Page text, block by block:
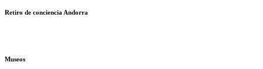
Retiro de conciencia Andorra
Museos